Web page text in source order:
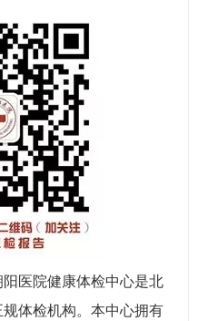
医院健康体检中心是北
体检机构。本中心拥有